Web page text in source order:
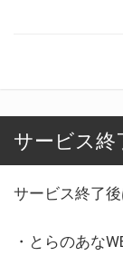
サービス終
サービス終了
・とらのあな